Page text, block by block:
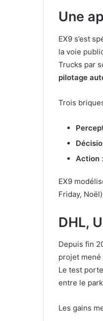
Une
EX9 s’est
la voie
Trucks par
pilotage
Trois
Action
EX9
Friday,
DHL,
Depuis fin
projet mené
Le test
entre le
Les gains